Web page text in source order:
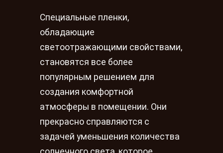
Специальные пленки,
обладающие
светоотражающими свойствами,
становятся все более
популярным решением для
создания комфортной
атмосферы в помещении. Они
прекрасно справляются с
задачей уменьшения количества